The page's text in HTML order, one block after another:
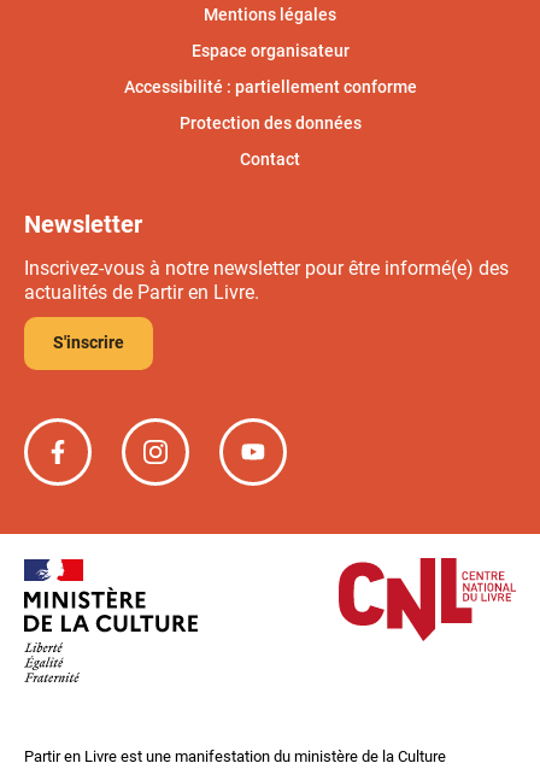
Mentions légales
Espace organisateur
Accessibilité : partiellement conforme
Protection des données
Contact
Newsletter
Inscrivez-vous à notre newsletter pour être informé(e) des
actualités de Partir en Livre.
S'inscrire
Partir
en
sur
Facebook
Partir
en
sur
Partir
en
sur
Partir en Livre est une manifestation du ministère de la Culture